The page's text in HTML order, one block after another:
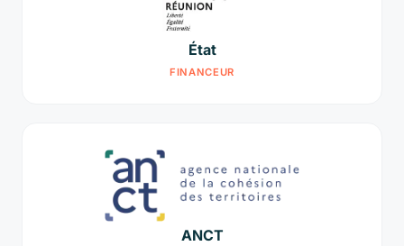
État
FINANCEUR
ANCT